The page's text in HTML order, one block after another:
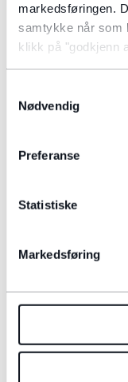
markedsføringen.
samtykke når som
klikk på "godkjenn
Nødvendig
Preferanse
Statistiske
Markedsføring
CAREERS
KONTAKT OSS
AVMELD
© JAGUAR LAND